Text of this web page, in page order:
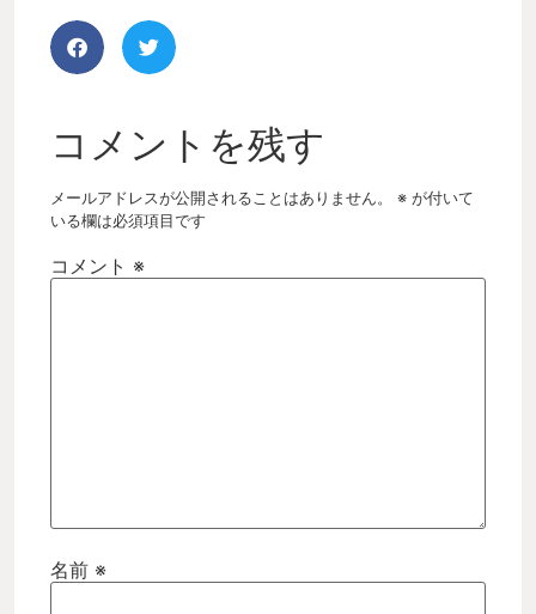
コメントを残す
メールアドレスが公開されることはありません。 ※ が付いて
いる欄は必須項目です
コメント ※
名前 ※